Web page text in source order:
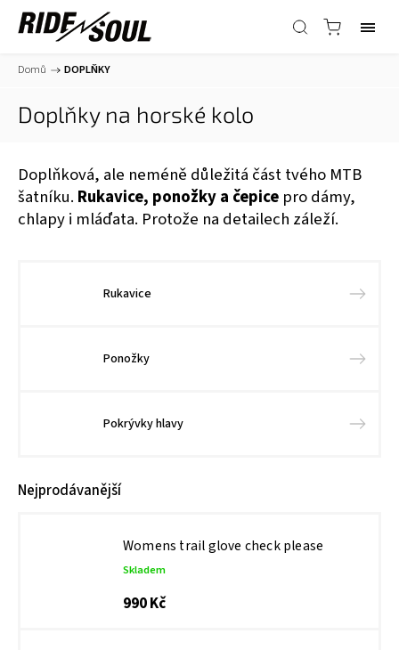
Domů / DOPLŇKY
Doplňky na horské kolo
Doplňková, ale neméně důležitá část tvého MTB
šatníku. Rukavice, ponožky a čepice pro dámy,
chlapy i mláďata. Protože na detailech záleží.
Rukavice
Ponožky
Pokrývky hlavy
Nejprodávanější
Womens trail glove check please
Skladem
990 Kč